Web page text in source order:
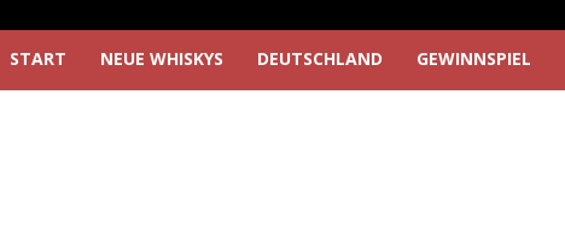
START NEUE WHISKYS DEUTSCHLAND GEWINNSPIEL